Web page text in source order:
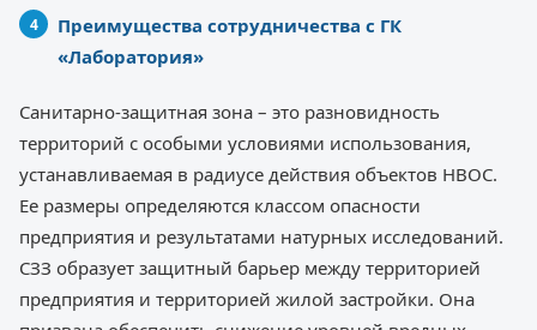
Преимущества сотрудничества с ГК
«Лаборатория»
Санитарно-защитная зона – это разновидность
территорий с особыми условиями использования,
устанавливаемая в радиусе действия объектов НВОС.
Ее размеры определяются классом опасности
предприятия и результатами натурных исследований.
СЗЗ образует защитный барьер между территорией
предприятия и территорией жилой застройки. Она